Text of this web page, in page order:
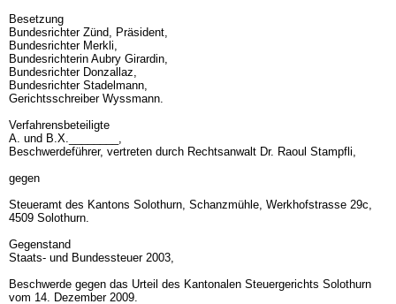
Besetzung
Bundesrichter Zünd, Präsident,
Bundesrichter Merkli,
Bundesrichterin Aubry Girardin,
Bundesrichter Donzallaz,
Bundesrichter Stadelmann,
Gerichtsschreiber Wyssmann.
Verfahrensbeteiligte
A. und B.X.________,
Beschwerdeführer, vertreten durch Rechtsanwalt Dr. Raoul Stampfli,
gegen
Steueramt des Kantons Solothurn, Schanzmühle, Werkhofstrasse 29c,
4509 Solothurn.
Gegenstand
Staats- und Bundessteuer 2003,
Beschwerde gegen das Urteil des Kantonalen Steuergerichts Solothurn
vom 14. Dezember 2009.